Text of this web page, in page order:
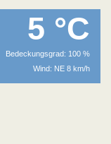
5 °C
Bedeckungsgrad: 100 %
Wind: NE 8 km/h